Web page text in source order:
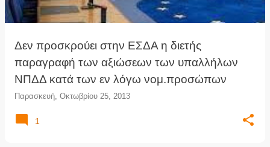
Δεν προσκρούει στην ΕΣΔΑ η διετής
παραγραφή των αξιώσεων των υπαλλήλων
ΝΠΔΔ κατά των εν λόγω νομ.προσώπων
Παρασκευή, Οκτωβρίου 25, 2013
1